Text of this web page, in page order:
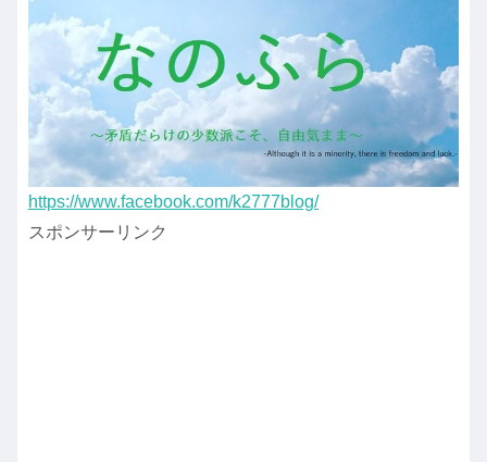
https://www.facebook.com/k2777blog/
スポンサーリンク